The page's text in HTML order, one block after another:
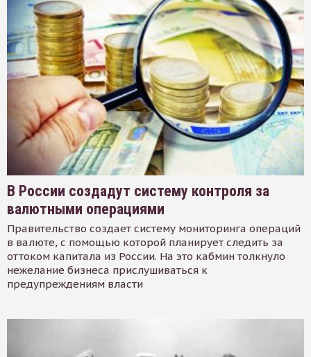
В России создадут систему контроля за
валютными операциями
Правительство создает систему мониторинга операций
в валюте, с помощью которой планирует следить за
оттоком капитала из России. На это кабмин толкнуло
нежелание бизнеса прислушиваться к
предупреждениям власти